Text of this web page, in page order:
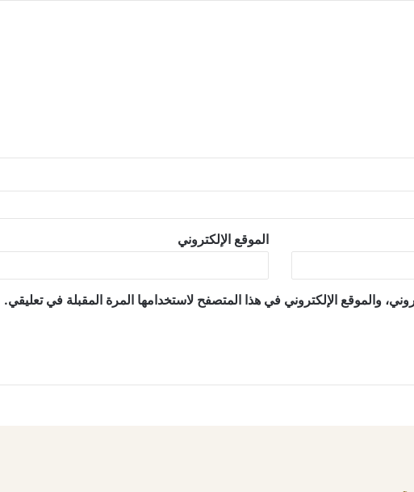
الموقع الإلكتروني
والموقع الإلكتروني في هذا المتصفح لاستخدامها المرة المقبلة في تعليقي.